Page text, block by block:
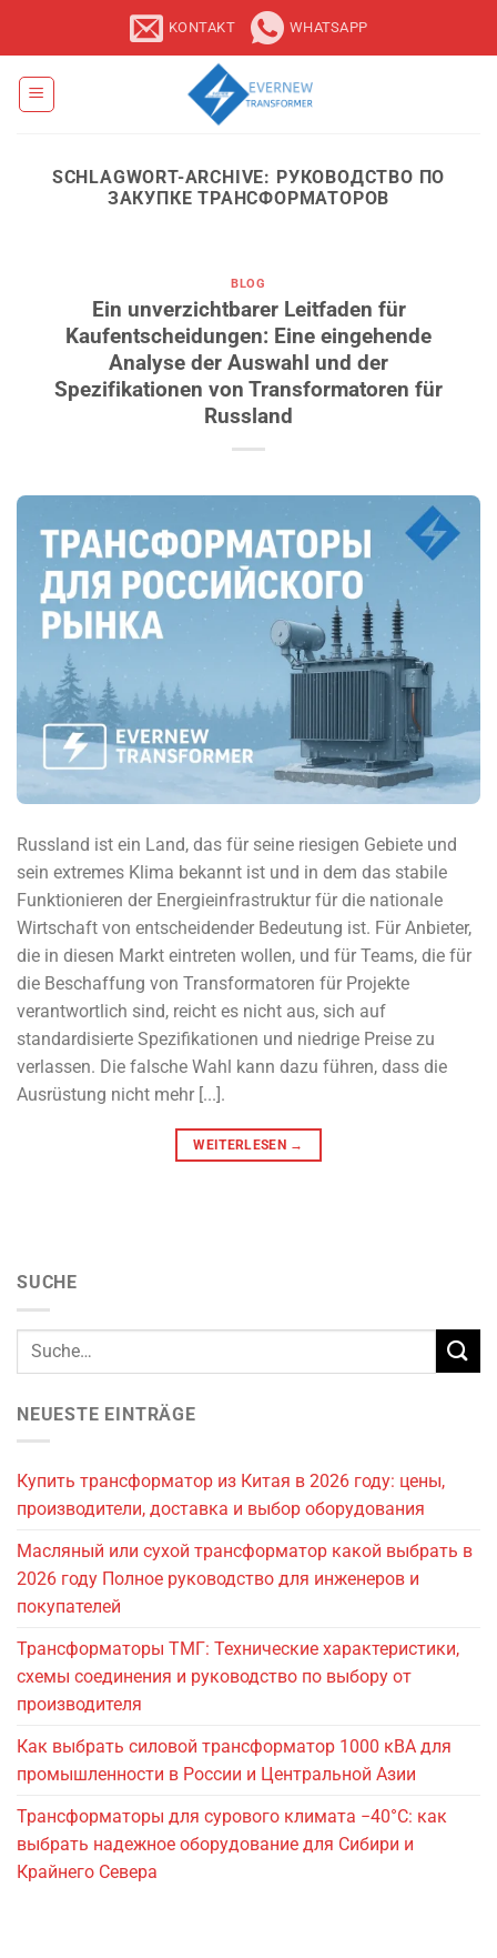
KONTAKT WHATSAPP
SCHLAGWORT-ARCHIVE: РУКОВОДСТВО ПО
ЗАКУПКЕ ТРАНСФОРМАТОРОВ
BLOG
Ein unverzichtbarer Leitfaden für
Kaufentscheidungen: Eine eingehende
Analyse der Auswahl und der
Spezifikationen von Transformatoren für
Russland
Russland ist ein Land, das für seine riesigen Gebiete und
sein extremes Klima bekannt ist und in dem das stabile
Funktionieren der Energieinfrastruktur für die nationale
Wirtschaft von entscheidender Bedeutung ist. Für Anbieter,
die in diesen Markt eintreten wollen, und für Teams, die für
die Beschaffung von Transformatoren für Projekte
verantwortlich sind, reicht es nicht aus, sich auf
standardisierte Spezifikationen und niedrige Preise zu
verlassen. Die falsche Wahl kann dazu führen, dass die
Ausrüstung nicht mehr [...].
WEITERLESEN →
SUCHE
NEUESTE EINTRÄGE
Купить трансформатор из Китая в 2026 году: цены,
производители, доставка и выбор оборудования
Масляный или сухой трансформатор какой выбрать в
2026 году Полное руководство для инженеров и
покупателей
Трансформаторы ТМГ: Технические характеристики,
схемы соединения и руководство по выбору от
производителя
Как выбрать силовой трансформатор 1000 кВА для
промышленности в России и Центральной Азии
Трансформаторы для сурового климата −40°C: как
выбрать надежное оборудование для Сибири и
Крайнего Севера